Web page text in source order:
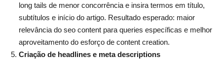
long tails de menor concorrência e insira termos em título,
subtítulos e início do artigo. Resultado esperado: maior
relevância do seo content para queries específicas e melhor
aproveitamento do esforço de content creation.
Criação de headlines e meta descriptions